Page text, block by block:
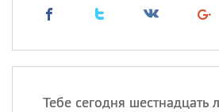
Тебе сегодня шестнадцать